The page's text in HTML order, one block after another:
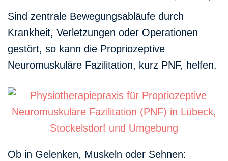
Sind zentrale Bewegungsabläufe durch
Krankheit, Verletzungen oder Operationen
gestört, so kann die Propriozeptive
Neuromuskuläre Fazilitation, kurz PNF, helfen.
Ob in Gelenken, Muskeln oder Sehnen: